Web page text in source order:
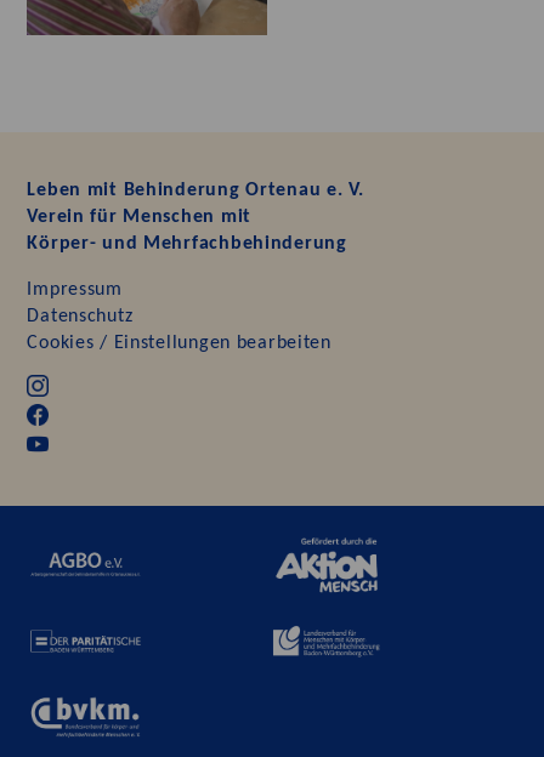
Leben mit Behinderung Ortenau e. V.
Verein für Menschen mit
Körper- und Mehrfachbehinderung
Impressum
Datenschutz
Cookies / Einstellungen bearbeiten